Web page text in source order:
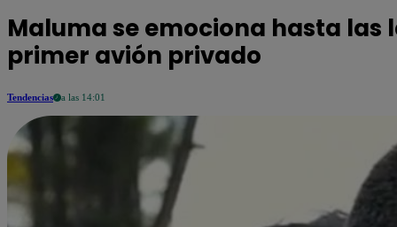
Maluma se emociona hasta las
primer avión privado
Tendencias a las 14:01